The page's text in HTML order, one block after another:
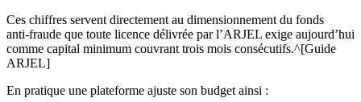
Ces chiffres servent directement au dimensionnement du fonds
anti‑fraude que toute licence délivrée par l’ARJEL exige aujourd’hui
comme capital minimum couvrant trois mois consécutifs.^[Guide
ARJEL]
En pratique une plateforme ajuste son budget ainsi :